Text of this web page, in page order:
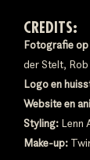
CREDITS:
Fotografie
der Stelt, Rob
Logo en
Website en
Styling: Lenn
Make-up: